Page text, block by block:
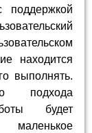
поддержкой
находится
выполнять.
подхода
будет